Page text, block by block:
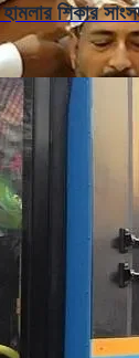
হামলার শিকার